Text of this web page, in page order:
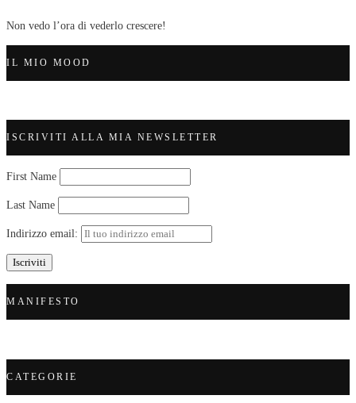
Non vedo l’ora di vederlo crescere!
IL MIO MOOD
ISCRIVITI ALLA MIA NEWSLETTER
First Name
Last Name
Indirizzo email:
MANIFESTO
CATEGORIE